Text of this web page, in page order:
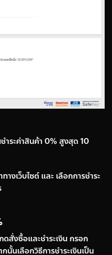
ำระค่าสินค้า 0% สูงสุด 10
งเว็บไซต์ และ เลือกการชำระ
สั่งซื้อและชำระเงิน กรอก
นั้นเลือกวิธีการชำระเงินเป็น